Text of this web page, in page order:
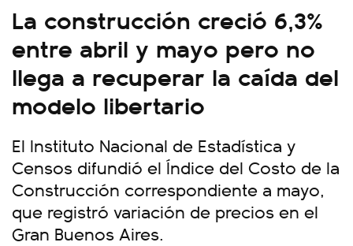
La construcción creció 6,3%
entre abril y mayo pero no
llega a recuperar la caída del
modelo libertario
El Instituto Nacional de Estadística y
Censos difundió el Índice del Costo de la
Construcción correspondiente a mayo,
que registró variación de precios en el
Gran Buenos Aires.